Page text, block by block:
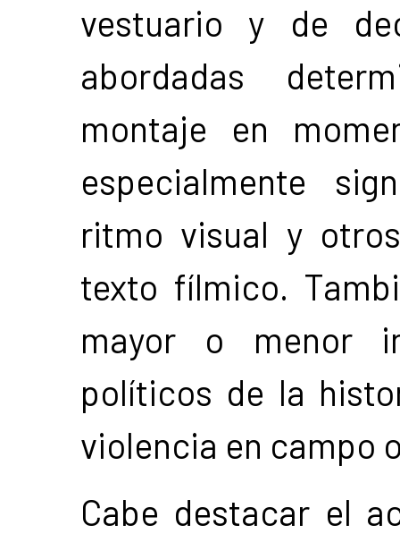
vestuario y de
abordadas
montaje en
especialmente
ritmo visual y
texto fílmico.
mayor o menor
políticos de la
violencia en campo
Cabe destacar el